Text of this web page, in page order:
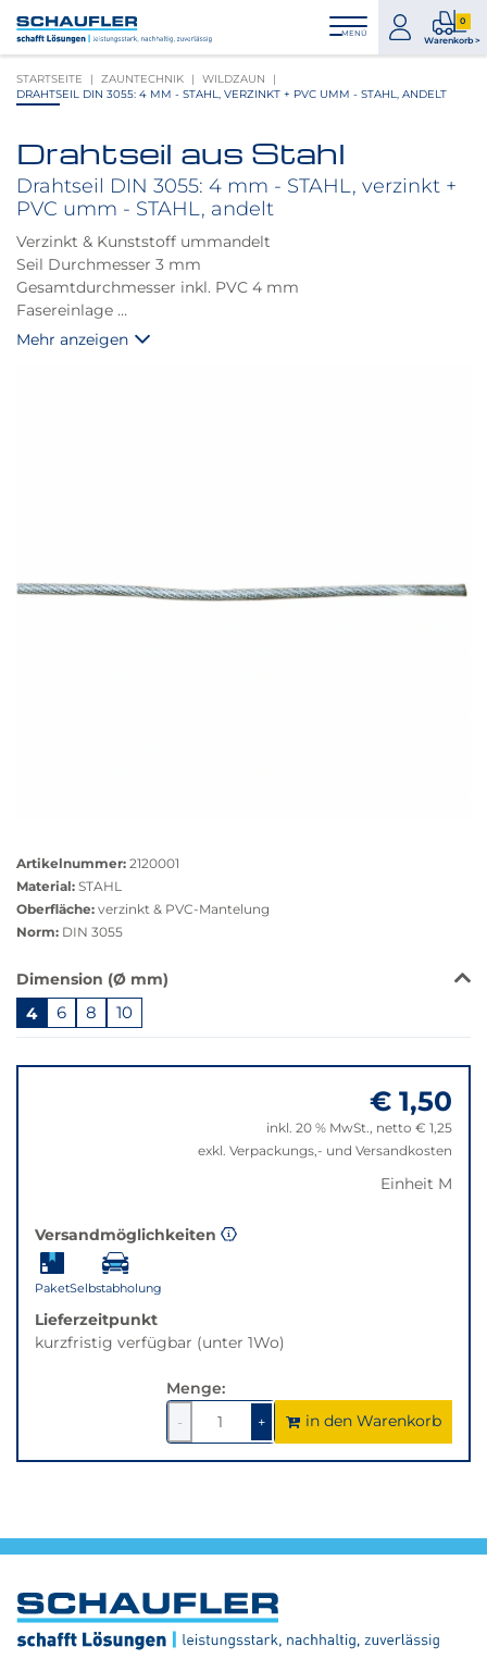
Inhalt
Hauptnavigation
Footernavigation
Logo
Schaufler
verlinkt
zur
MENÜ
zum
Konto
0
Warenkorb >
0
STARTSEITE ZAUNTECHNIK
WILDZAUN
DRAHTSEIL DIN 3055: 4 MM - STAHL, VERZINKT + PVC UMM - STAHL, ANDELT
Produktbilder
Drahtseil aus Stahl
Drahtseil DIN 3055: 4 mm - STAHL, verzinkt +
PVC umm - STAHL, andelt
Verzinkt & Kunststoff ummandelt
Seil Durchmesser 3 mm
Gesamtdurchmesser inkl. PVC 4 mm
Fasereinlage
6x19 Standard
Mehr anzeigen
anzeigen
Artikelnummer: 2120001
Material: STAHL
Oberfläche: verzinkt & PVC-Mantelung
Norm: DIN 3055
Das
ist
in
dieser
Filter
die
beste
Alternative
Dimension (Ø mm)
4 6 8 10
zu
€ 1,50
inkl. 20 % MwSt., netto € 1,25
exkl. Verpackungs,- und Versandkosten
Einheit M
Versandmöglichkeiten
PaketSelbstabholung
Lieferzeitpunkt
kurzfristig verfügbar (unter 1Wo)
Menge:
-
1
verringern
+1um
1
erhöhen
in den Warenkorb